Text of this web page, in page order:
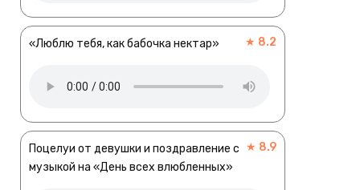
«Люблю тебя, как бабочка нектар» ★ 8.2
Поцелуи от девушки и поздравление с
музыкой на «День всех влюбленных»
★ 8.9